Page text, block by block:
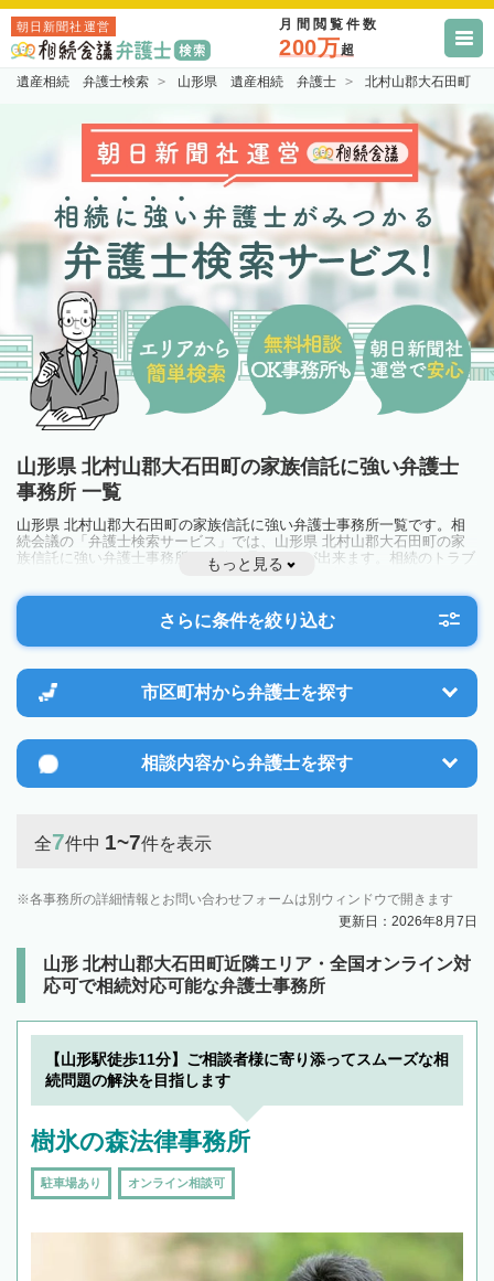
朝日新聞社運営 月間閲覧件数
200万超
遺産相続 弁護士検索 山形県 遺産相続 弁護士 北村山郡大石田町
山形県 北村山郡大石田町の家族信託に強い弁護士
事務所 一覧
山形県 北村山郡大石田町の家族信託に強い弁護士事務所一覧です。相
続会議の「弁護士検索サービス」では、山形県 北村山郡大石田町の家
族信託に強い弁護士事務所を一覧で見ることが出来ます。相続のトラブ
ルやお悩みを抱えている方は一度近隣の弁護士に相談してみましょう。
もっと見る
さらに条件を絞り込む
市区町村から弁護士を探す
相談内容から弁護士を探す
全7件中 1~7件を表示
各事務所の詳細情報とお問い合わせフォームは別ウィンドウで開きます
更新日：2026年8月7日
山形 北村山郡大石田町近隣エリア・全国オンライン対
応可で相続対応可能な弁護士事務所
【山形駅徒歩11分】ご相談者様に寄り添ってスムーズな相
続問題の解決を目指します
樹氷の森法律事務所
駐車場あり オンライン相談可